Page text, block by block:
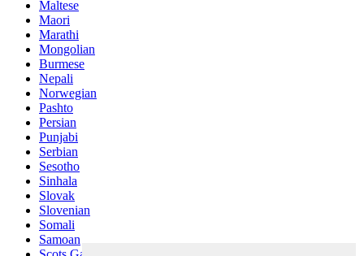
Maltese
Maori
Marathi
Mongolian
Burmese
Nepali
Norwegian
Pashto
Persian
Punjabi
Serbian
Sesotho
Sinhala
Slovak
Slovenian
Somali
Samoan